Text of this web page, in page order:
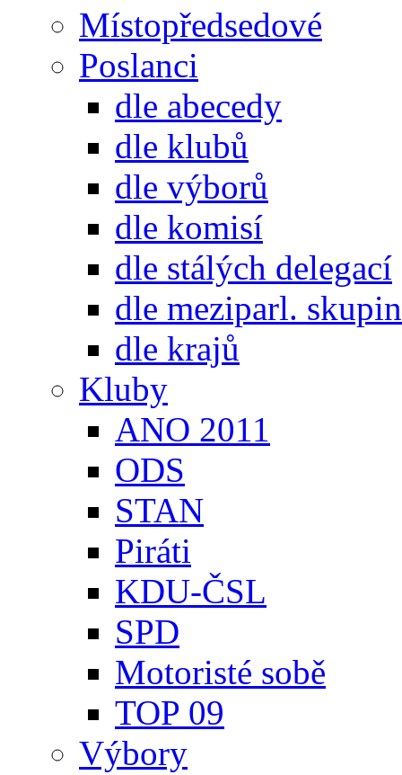
Místopředsedové
Poslanci
dle abecedy
dle klubů
dle výborů
dle komisí
dle stálých delegací
dle meziparl. skupin
dle krajů
Kluby
ANO 2011
ODS
STAN
Piráti
KDU-ČSL
SPD
Motoristé sobě
TOP 09
Výbory